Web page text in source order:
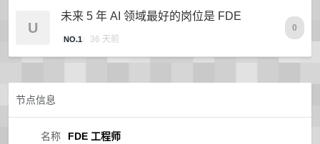
U
未来 5 年 AI 领域最好的岗位是 FDE
NO.1 36 天前
0
节点信息
名称 FDE 工程师